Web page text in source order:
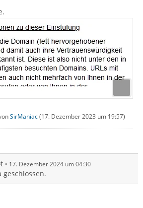
SirManiac(17. Dezember 2023 um 19:57)
17. Dezember 2024 um 04:30
geschlossen.